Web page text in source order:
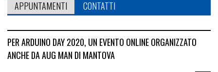
APPUNTAMENTI
CONTATTI
PER ARDUINO DAY 2020, UN EVENTO ONLINE ORGANIZZATO
ANCHE DA AUG MAN DI MANTOVA